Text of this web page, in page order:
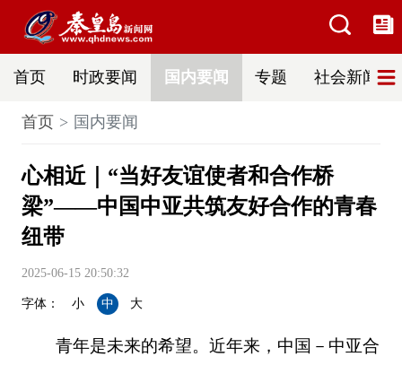
首页 时政要闻 国内要闻 专题 社会新闻
首页 国内要闻
心相近｜“当好友谊使者和合作桥
梁”——中国中亚共筑友好合作的青春
纽带
2025-06-15 20:50:32
字体： 小 中 大
青年是未来的希望。近年来，中国－中亚合